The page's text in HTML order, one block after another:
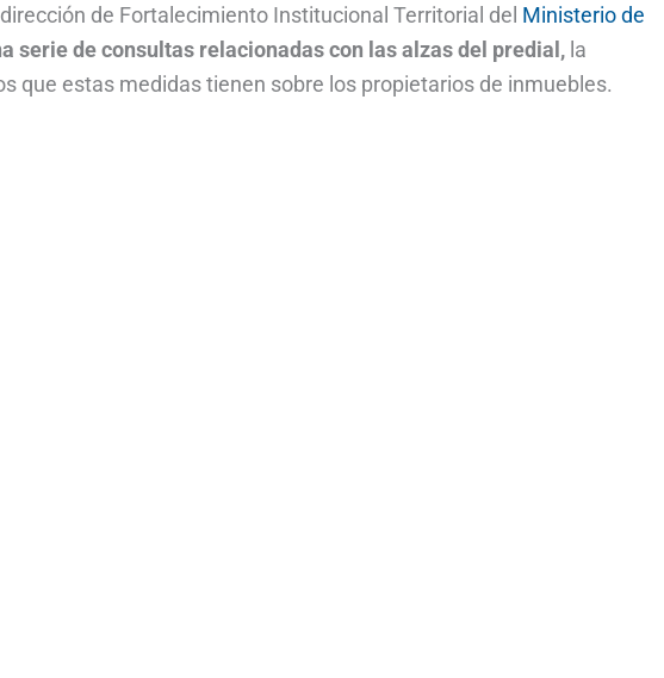
de Fortalecimiento Institucional Territorial del Ministerio de
serie de consultas relacionadas con las alzas del predial, la
que estas medidas tienen sobre los propietarios de inmuebles.